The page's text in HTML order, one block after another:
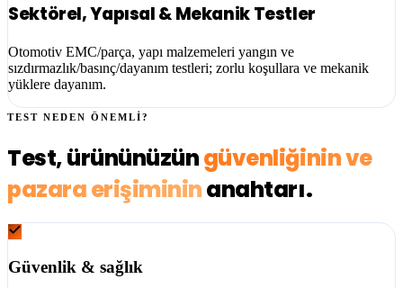
Sektörel, Yapısal & Mekanik Testler
Otomotiv EMC/parça, yapı malzemeleri yangın ve
sızdırmazlık/basınç/dayanım testleri; zorlu koşullara ve mekanik
yüklere dayanım.
TEST NEDEN ÖNEMLİ?
Test, ürününüzüngüvenliğinin ve
pazara erişimininanahtarı.
Güvenlik & sağlık